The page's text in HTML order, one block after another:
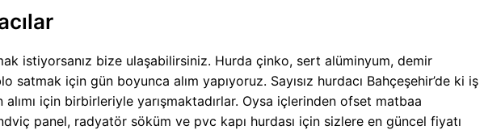
istiyorsanız bize ulaşabilirsiniz. Hurda çinko, sert alüminyum, demir
satmak için gün boyunca alım yapıyoruz. Sayısız hurdacı Bahçeşehir’de ki iş
için birbirleriyle yarışmaktadırlar. Oysa içlerinden ofset matbaa
panel, radyatör söküm ve pvc kapı hurdası için sizlere en güncel fiyatı